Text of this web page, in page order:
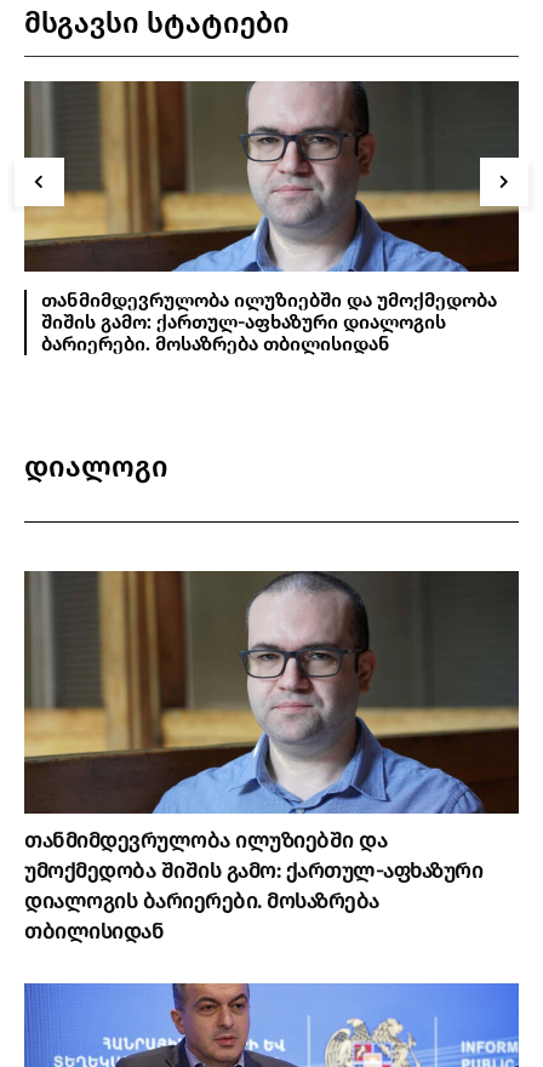
მსგავსი სტატიები
თანმიმდევრულობა ილუზიებში და უმოქმედობა
შიშის გამო: ქართულ-აფხაზური დიალოგის
ბარიერები. მოსაზრება თბილისიდან
დიალოგი
თანმიმდევრულობა ილუზიებში და
უმოქმედობა შიშის გამო: ქართულ-აფხაზური
დიალოგის ბარიერები. მოსაზრება
თბილისიდან